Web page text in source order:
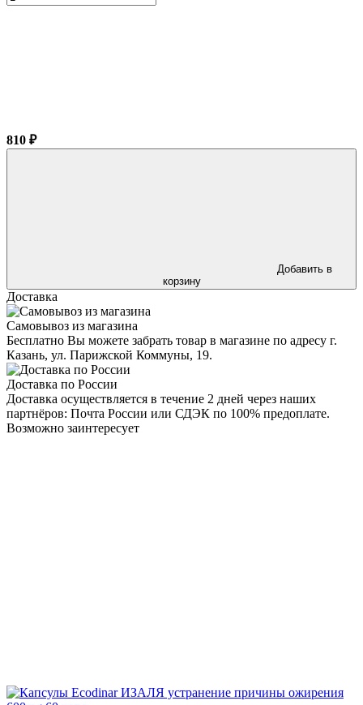
810 ₽
Добавить в
корзину
Доставка
Самовывоз из магазина
Бесплатно Вы можете забрать товар в магазине по адресу г.
Казань, ул. Парижской Коммуны, 19.
Доставка по России
Доставка осуществляется в течение 2 дней через наших
партнёров: Почта России или СДЭК по 100% предоплате.
Возможно заинтересует